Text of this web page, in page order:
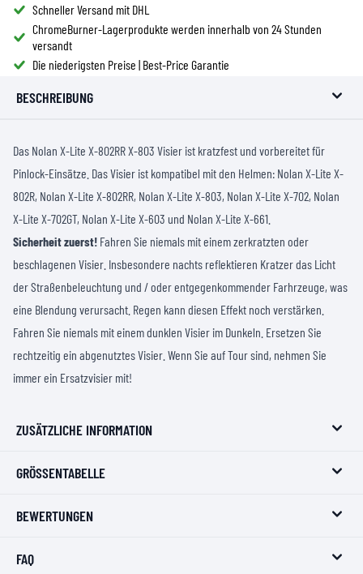
Schneller Versand mit DHL
ChromeBurner-Lagerprodukte werden innerhalb von 24 Stunden
versandt
Die niederigsten Preise | Best-Price Garantie
BESCHREIBUNG
Das Nolan X-Lite X-802RR X-803 Visier ist kratzfest und vorbereitet für
Pinlock-Einsätze. Das Visier ist kompatibel mit den Helmen: Nolan X-Lite X-
802R, Nolan X-Lite X-802RR, Nolan X-Lite X-803, Nolan X-Lite X-702, Nolan
X-Lite X-702GT, Nolan X-Lite X-603 und Nolan X-Lite X-661.
Sicherheit zuerst! Fahren Sie niemals mit einem zerkratzten oder
beschlagenen Visier. Insbesondere nachts reflektieren Kratzer das Licht
der Straßenbeleuchtung und / oder entgegenkommender Farhrzeuge, was
eine Blendung verursacht. Regen kann diesen Effekt noch verstärken.
Fahren Sie niemals mit einem dunklen Visier im Dunkeln. Ersetzen Sie
rechtzeitig ein abgenutztes Visier. Wenn Sie auf Tour sind, nehmen Sie
immer ein Ersatzvisier mit!
ZUSÄTZLICHE INFORMATION
GRÖSSENTABELLE
BEWERTUNGEN
FAQ